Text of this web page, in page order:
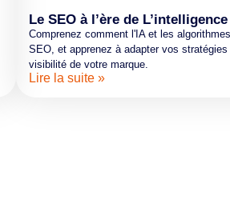
Le SEO à l’ère de
Comprenez comment l'IA et les
SEO, et apprenez à adapter vos
visibilité de votre marque.
Lire la suite »